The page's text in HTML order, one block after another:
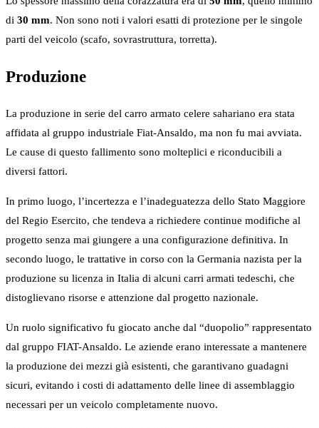
di 30 mm. Non sono noti i valori esatti di protezione per le singole
parti del veicolo (scafo, sovrastruttura, torretta).
Produzione
La produzione in serie del carro armato celere sahariano era stata
affidata al gruppo industriale Fiat-Ansaldo, ma non fu mai avviata.
Le cause di questo fallimento sono molteplici e riconducibili a
diversi fattori.
In primo luogo, l’incertezza e l’inadeguatezza dello Stato Maggiore
del Regio Esercito, che tendeva a richiedere continue modifiche al
progetto senza mai giungere a una configurazione definitiva. In
secondo luogo, le trattative in corso con la Germania nazista per la
produzione su licenza in Italia di alcuni carri armati tedeschi, che
distoglievano risorse e attenzione dal progetto nazionale.
Un ruolo significativo fu giocato anche dal “duopolio” rappresentato
dal gruppo FIAT-Ansaldo. Le aziende erano interessate a mantenere
la produzione dei mezzi già esistenti, che garantivano guadagni
sicuri, evitando i costi di adattamento delle linee di assemblaggio
necessari per un veicolo completamente nuovo.